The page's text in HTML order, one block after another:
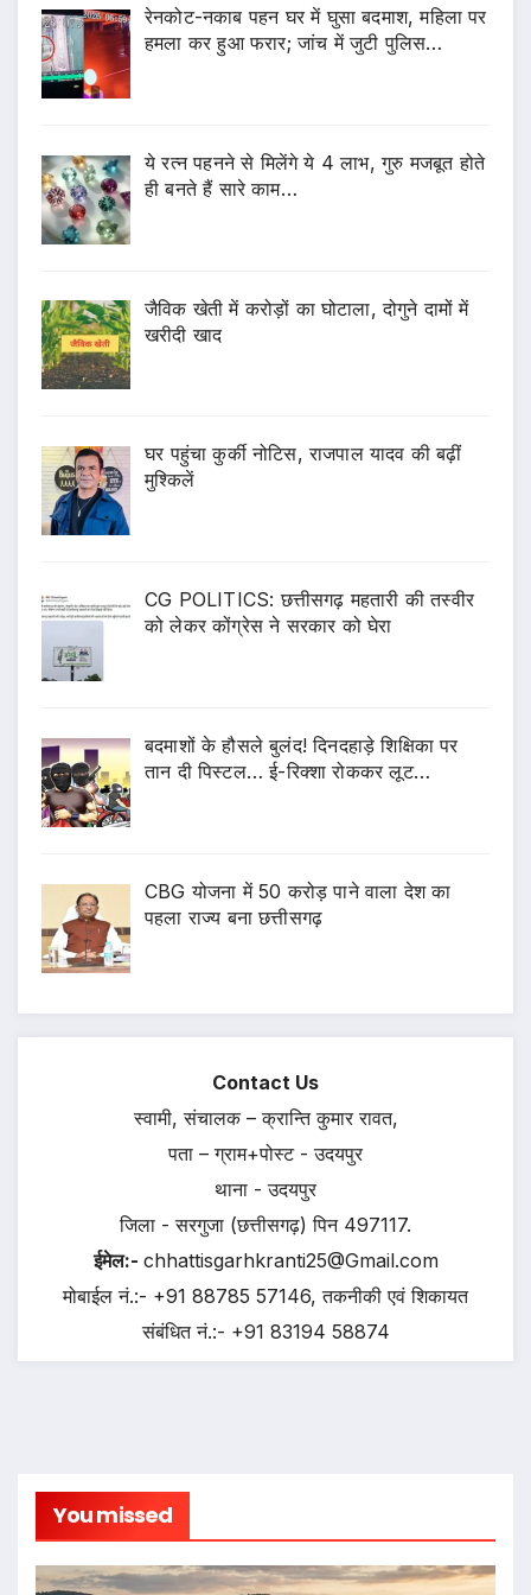
रेनकोट-नकाब पहन घर में घुसा बदमाश, महिला पर
हमला कर हुआ फरार; जांच में जुटी पुलिस…
ये रत्न पहनने से मिलेंगे ये 4 लाभ, गुरु मजबूत होते
ही बनते हैं सारे काम…
जैविक खेती में करोड़ों का घोटाला, दोगुने दामों में
खरीदी खाद
घर पहुंचा कुर्की नोटिस, राजपाल यादव की बढ़ीं
मुश्किलें
CG POLITICS: छत्तीसगढ़ महतारी की तस्वीर
को लेकर कोंग्रेस ने सरकार को घेरा
बदमाशों के हौसले बुलंद! दिनदहाड़े शिक्षिका पर
तान दी पिस्टल… ई-रिक्शा रोककर लूट…
CBG योजना में 50 करोड़ पाने वाला देश का
पहला राज्य बना छत्तीसगढ़
Contact Us
स्वामी, संचालक – क्रान्ति कुमार रावत,
पता – ग्राम+पोस्ट - उदयपुर
थाना - उदयपुर
जिला - सरगुजा (छत्तीसगढ़) पिन 497117.
ईमेल:- chhattisgarhkranti25@Gmail.com
मोबाईल नं.:- +91 88785 57146, तकनीकी एवं शिकायत
संबंधित नं.:- +91 83194 58874
You missed